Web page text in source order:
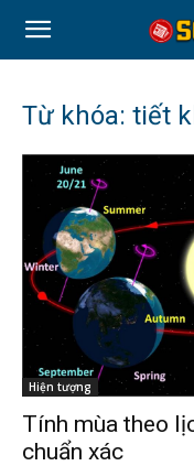
Từ khóa: tiết
Hiện tượng
Tính mùa theo
chuẩn xác